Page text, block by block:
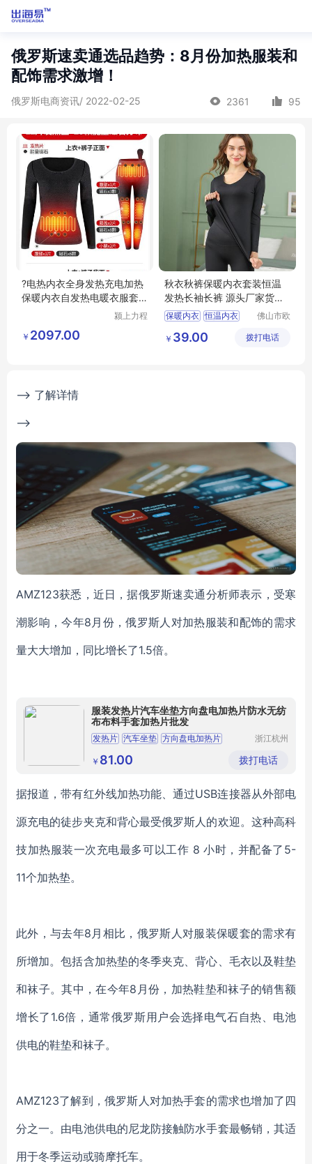
俄罗斯速卖通选品趋势：8月份加热服装和
配饰需求激增！
俄罗斯电商资讯/ 2022-02-25 2361 95
?电热内衣全身发热充电加热
保暖内衣自发热电暖衣服套
颍上力程
￥ 2097.00
秋衣秋裤保暖内衣套装恒温
发热长袖长裤 源头厂家货源
可批发
保暖内衣 恒温内衣
恒温秋衣秋裤
佛山市欧
技有限公
￥ 39.00 拨打电话
--> 了解详情
-->
AMZ123获悉，近日，据俄罗斯速卖通分析师表示，受寒
潮影响，今年8月份，俄罗斯人对加热服装和配饰的需求
量大大增加，同比增长了1.5倍。
服装发热片汽车坐垫方向盘电加热片防水无纺
布布料手套加热片批发
发热片 汽车坐垫 方向盘电加热片
浙江杭州
制品有限
公司
￥ 81.00 拨打电话
据报道，带有红外线加热功能、通过USB连接器从外部电
源充电的徒步夹克和背心最受俄罗斯人的欢迎。这种高科
技加热服装一次充电最多可以工作 8 小时，并配备了5-
11个加热垫。
此外，与去年8月相比，俄罗斯人对服装保暖套的需求有
所增加。包括含加热垫的冬季夹克、背心、毛衣以及鞋垫
和袜子。其中，在今年8月份，加热鞋垫和袜子的销售额
增长了1.6倍，通常俄罗斯用户会选择电气石自热、电池
供电的鞋垫和袜子。
AMZ123了解到，俄罗斯人对加热手套的需求也增加了四
分之一。由电池供电的尼龙防接触防水手套最畅销，其适
用于冬季运动或骑摩托车。